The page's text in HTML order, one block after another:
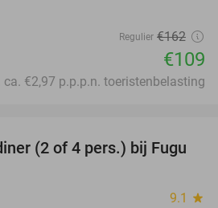
Regulier €162
€109
ca. €2,97 p.p.p.n. toeristenbelasting
46%
(2 of 4 pers.) bij Fugu
9.1 star